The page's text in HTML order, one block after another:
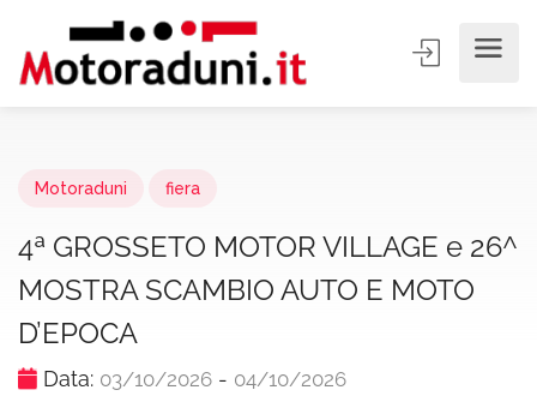
Motoraduni fiera
4ª GROSSETO MOTOR VILLAGE e 26^
MOSTRA SCAMBIO AUTO E MOTO
D’EPOCA
Data: 03/10/2026 - 04/10/2026